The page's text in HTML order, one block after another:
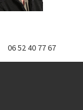
06 52 40 77 67